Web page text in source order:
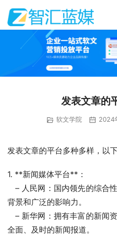
发表文章的
软文学院 2024
发表文章的平台多种多样，以
1. **新闻媒体平台**：
背景和广泛的影响力。
全面、及时的新闻报道。